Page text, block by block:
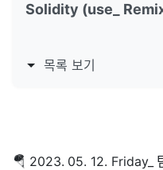
Solidity (use_
목록 보기
🪂 2023. 05. 12. Friday_